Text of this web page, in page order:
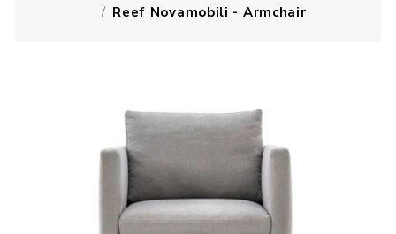
Reef Novamobili - Armchair